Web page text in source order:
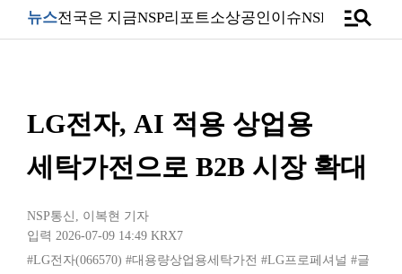
뉴스전국은 지금NSP리포트소상공인이슈NSPTVmanage_search
LG전자, AI 적용 상업용
세탁가전으로 B2B 시장 확대
NSP통신 , 이복현 기자
입력 2026-07-09 14:49 KRX7
#LG전자(066570) #대용량상업용세탁가전 #LG프로페셔널 #글